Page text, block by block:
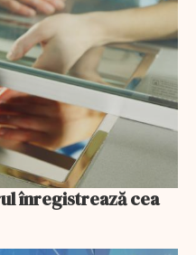
înregistrează cea